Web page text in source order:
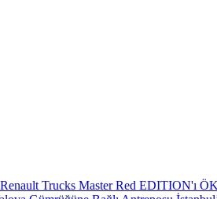
Trucks Master Red EDITION'ı